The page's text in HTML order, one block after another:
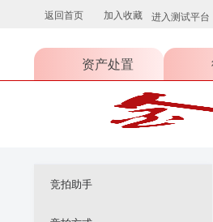
返回首页 加入收藏 进入测试平台
资产处置
竞拍助手